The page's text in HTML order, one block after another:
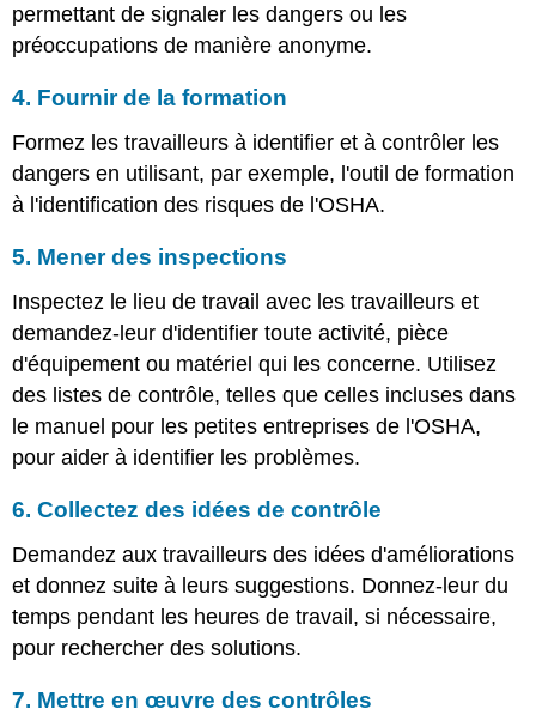
permettant de signaler les dangers ou les
préoccupations de manière anonyme.
4. Fournir de la formation
Formez les travailleurs à identifier et à contrôler les
dangers en utilisant, par exemple, l'outil de formation
à l'identification des risques de l'OSHA.
5. Mener des inspections
Inspectez le lieu de travail avec les travailleurs et
demandez-leur d'identifier toute activité, pièce
d'équipement ou matériel qui les concerne. Utilisez
des listes de contrôle, telles que celles incluses dans
le manuel pour les petites entreprises de l'OSHA,
pour aider à identifier les problèmes.
6. Collectez des idées de contrôle
Demandez aux travailleurs des idées d'améliorations
et donnez suite à leurs suggestions. Donnez-leur du
temps pendant les heures de travail, si nécessaire,
pour rechercher des solutions.
7. Mettre en œuvre des contrôles